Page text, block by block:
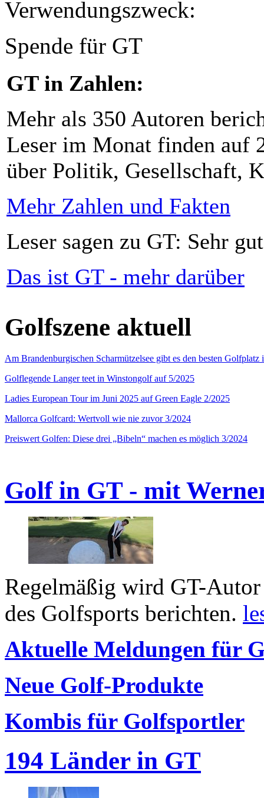
Verwendungszweck:
Spende für GT
GT in Zahlen:
Mehr als 350 Autoren
Leser im Monat finden auf
über Politik, Gesellschaft,
Mehr Zahlen und Fakten
Leser sagen zu GT: Sehr
Das ist GT - mehr darüber
Golfszene aktuell
Am Brandenburgischen Scharmützelsee gibt es den besten
Golflegende Langer teet in Winstongolf auf 5/2025
Ladies European Tour im Juni 2025 auf Green Eagle 2/2025
Mallorca Golfcard: Wertvoll wie nie zuvor 3/2024
Preiswert Golfen: Diese drei „Bibeln“ machen es möglich 3/2024
Golf in GT - mit
Regelmäßig wird GT-
des Golfsports berichten.
Aktuelle Meldungen für
Neue Golf-Produkte
Kombis für Golfsportler
194 Länder in GT